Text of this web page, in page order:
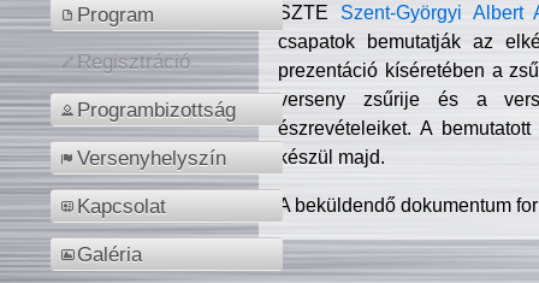
Program
Regisztráció
Programbizottság
Versenyhelyszín
Kapcsolat
Galéria
SZTE Szent-Györgyi Albert
csapatok bemutatják az
prezentáció kíséretében a
verseny zsűrije és a
észrevételeiket. A
készül majd.
A beküldendő dokumentum